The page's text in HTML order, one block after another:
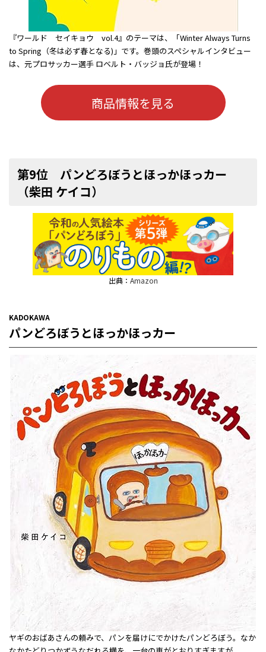
『ワールド セイキョウ vol.4』のテーマは、「Winter Always Turns
to Spring（冬は必ず春となる)」です。巻頭のスペシャルインタビュー
は、元プロサッカー選手 ロベルト・バッジョ氏が登場！
商品情報を見る
第9位 パンどろぼうとほっかほっカー
（柴田 ケイコ）
出典： Amazon
KADOKAWA
パンどろぼうとほっかほっカー
ヤギのおばあさんの頼みで、パンを届けにでかけたパンどろぼう。なか